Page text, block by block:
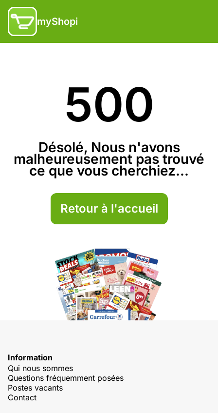
myShopi
500
Désolé, Nous n'avons
malheureusement pas trouvé
ce que vous cherchiez...
Retour à l'accueil
Information
Qui nous sommes
Questions fréquemment posées
Postes vacants
Contact